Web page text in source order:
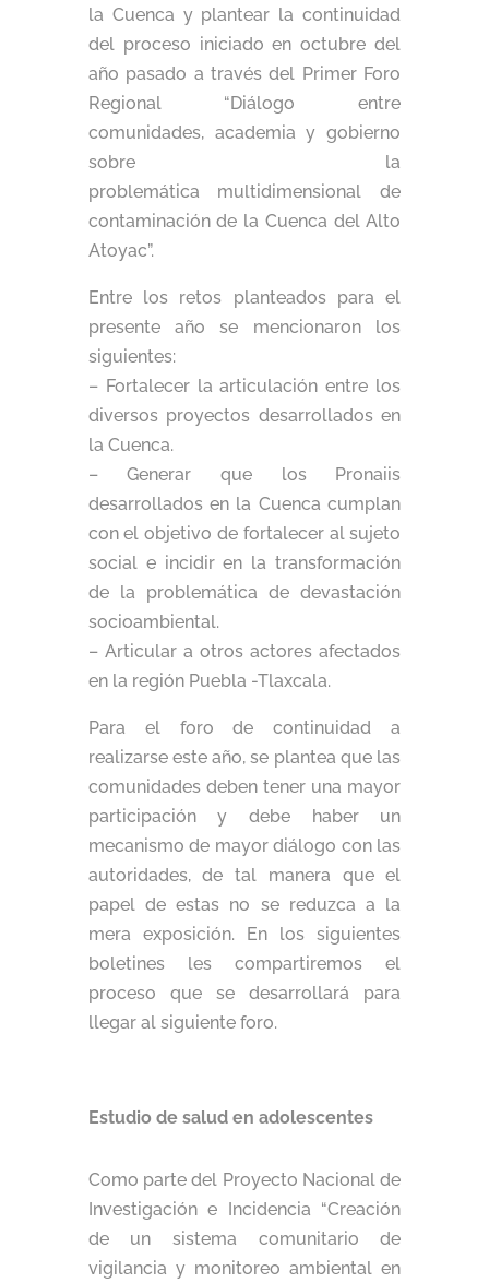
la Cuenca y plantear la continuidad
del proceso iniciado en octubre del
año pasado a través del Primer Foro
Regional “Diálogo entre
comunidades, academia y gobierno
sobre la
problemática multidimensional de
contaminación de la Cuenca del Alto
Atoyac”.
Entre los retos planteados para el
presente año se mencionaron los
siguientes:
– Fortalecer la articulación entre los
diversos proyectos desarrollados en
la Cuenca.
– Generar que los Pronaiis
desarrollados en la Cuenca cumplan
con el objetivo de fortalecer al sujeto
social e incidir en la transformación
de la problemática de devastación
socioambiental.
– Articular a otros actores afectados
en la región Puebla -Tlaxcala.
Para el foro de continuidad a
realizarse este año, se plantea que las
comunidades deben tener una mayor
participación y debe haber un
mecanismo de mayor diálogo con las
autoridades, de tal manera que el
papel de estas no se reduzca a la
mera exposición. En los siguientes
boletines les compartiremos el
proceso que se desarrollará para
llegar al siguiente foro.
Estudio de salud en adolescentes
Como parte del Proyecto Nacional de
Investigación e Incidencia “Creación
de un sistema comunitario de
vigilancia y monitoreo ambiental en